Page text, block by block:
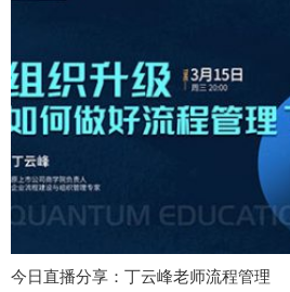
今日直播分享：丁云峰老师流程管理